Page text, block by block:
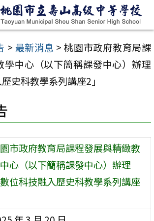
> 最新消息 > 桃園市政府教育局課
學中心（以下簡稱課發中心）辦理
史科教學系列講座2」
市政府教育局課程發展與精緻教
心（以下簡稱課發中心）辦理
數位科技融入歷史科教學系列講座